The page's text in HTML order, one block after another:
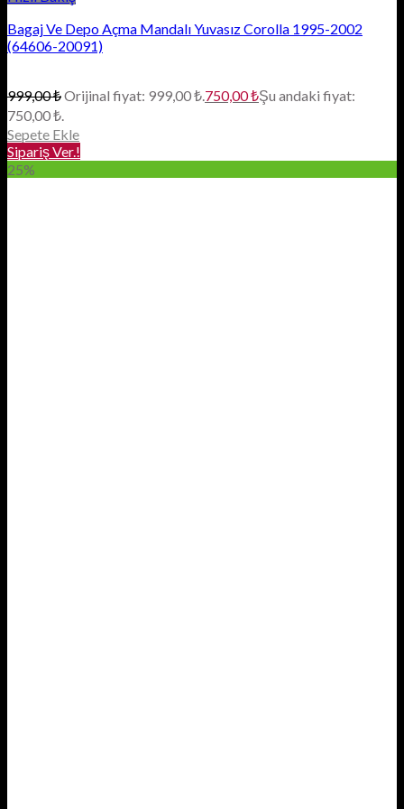
Bagaj Ve Depo Açma Mandalı Yuvasız Corolla 1995-2002
(64606-20091)
999,00₺Orijinal fiyat: 999,00 ₺.750,00₺Şu andaki fiyat:
750,00 ₺.
Sepete Ekle
Sipariş Ver.!
25%